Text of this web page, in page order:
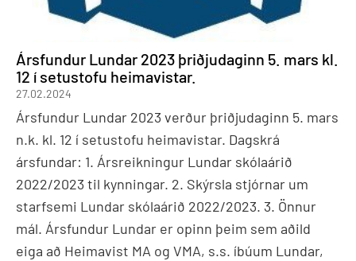
Ársfundur Lundar 2023 þriðjudaginn 5. mars kl.
12 í setustofu heimavistar.
27.02.2024
Ársfundur Lundar 2023 verður þriðjudaginn 5. mars
n.k. kl. 12 í setustofu heimavistar. Dagskrá
ársfundar: 1. Ársreikningur Lundar skólaárið
2022/2023 til kynningar. 2. Skýrsla stjórnar um
starfsemi Lundar skólaárið 2022/2023. 3. Önnur
mál. Ársfundur Lundar er opinn þeim sem aðild
eiga að Heimavist MA og VMA, s.s. íbúum Lundar,